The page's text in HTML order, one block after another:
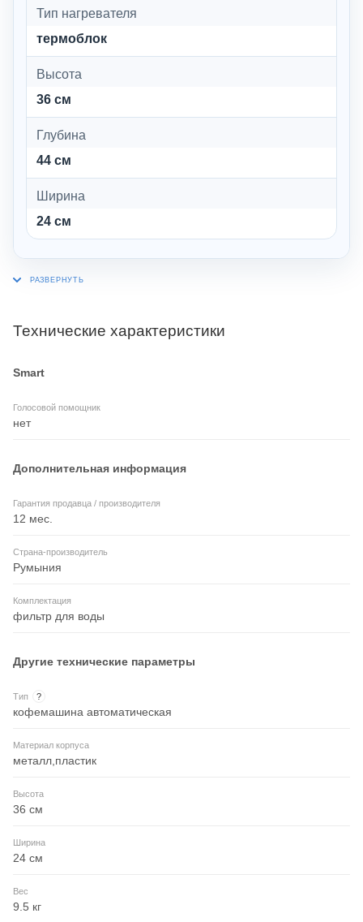
Тип нагревателя
термоблок
Высота
36 см
Глубина
44 см
Ширина
24 см
Технические характеристики
Smart
Голосовой помощник
нет
Дополнительная информация
Гарантия продавца / производителя
12 мес.
Страна-производитель
Румыния
Комплектация
фильтр для воды
Другие технические параметры
Тип ?
кофемашина автоматическая
Материал корпуса
металл,пластик
Высота
36 см
Ширина
24 см
Вес
9.5 кг